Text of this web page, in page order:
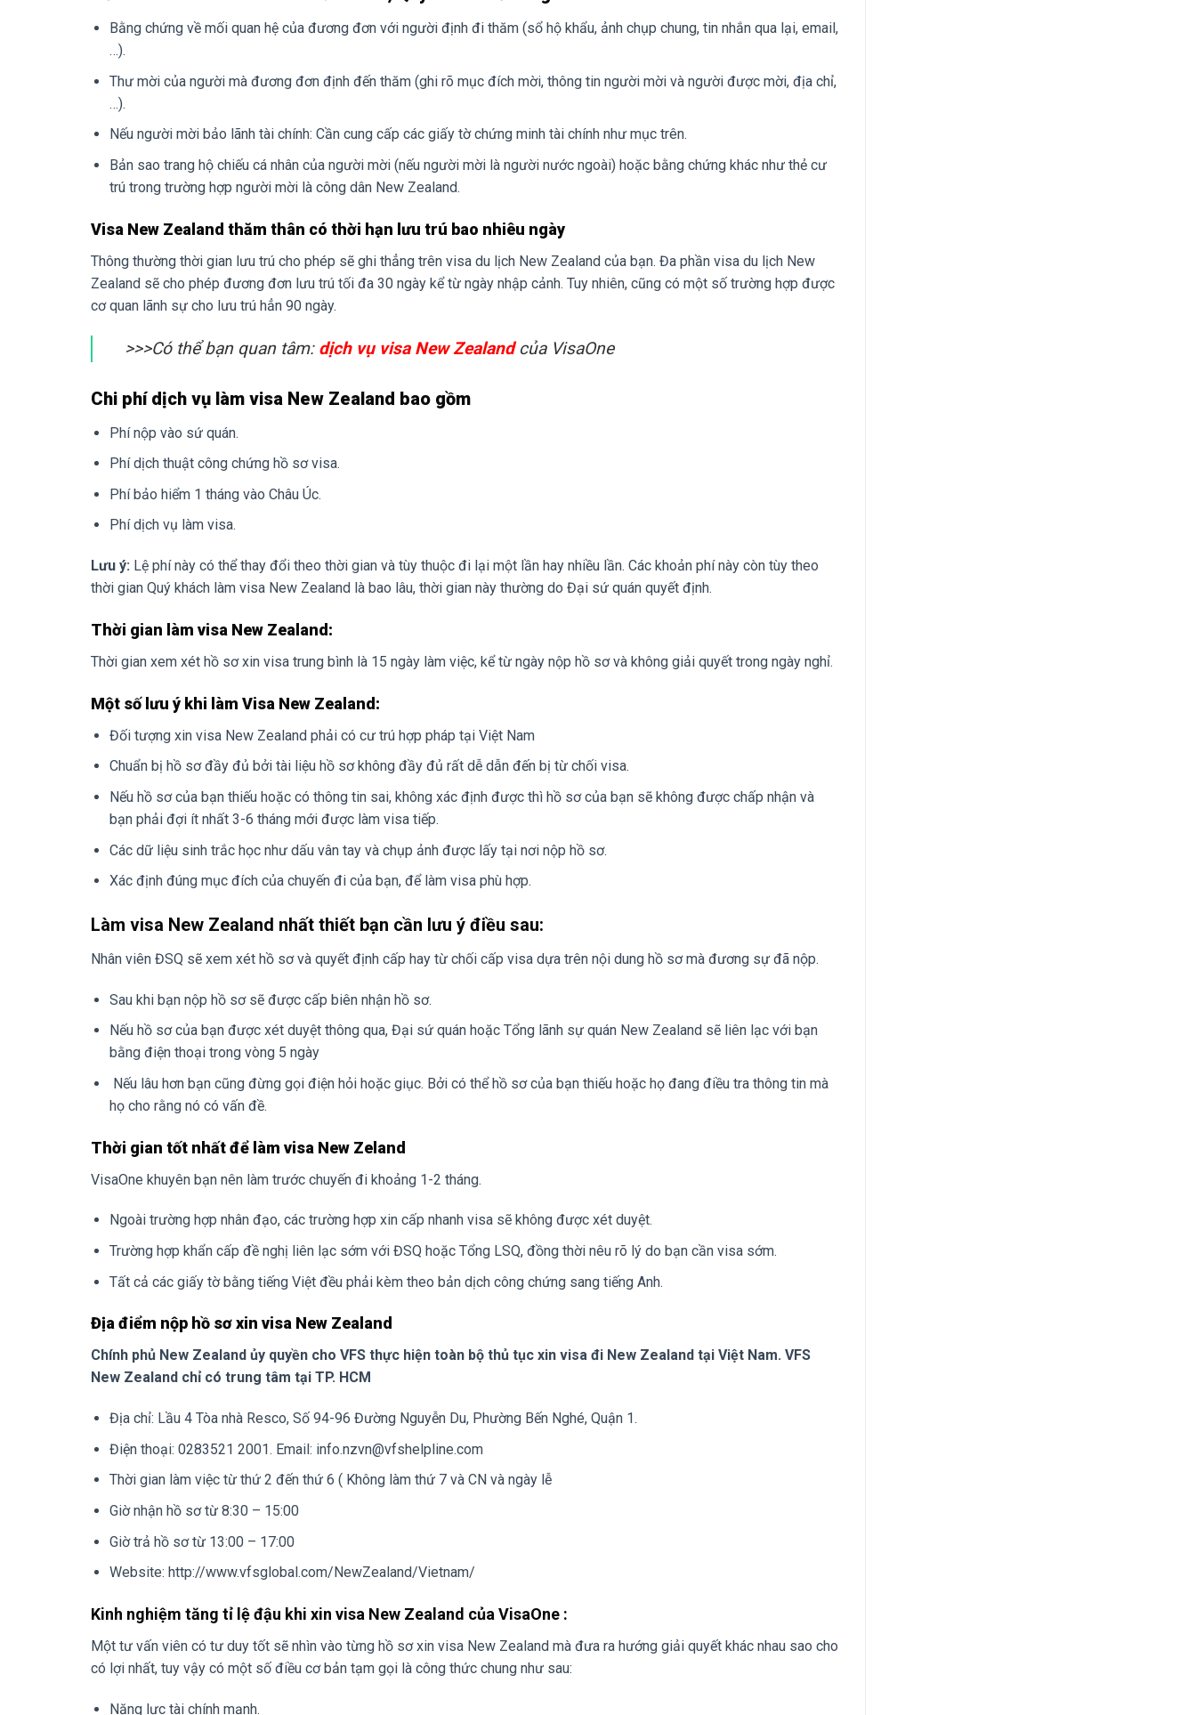
Bằng chứng về mối quan hệ của đương đơn với người định đi thăm (sổ hộ khẩu, ảnh chụp chung, tin nhắn qua lại, email,
…).
Thư mời của người mà đương đơn định đến thăm (ghi rõ mục đích mời, thông tin người mời và người được mời, địa chỉ,
…).
Nếu người mời bảo lãnh tài chính: Cần cung cấp các giấy tờ chứng minh tài chính như mục trên.
Bản sao trang hộ chiếu cá nhân của người mời (nếu người mời là người nước ngoài) hoặc bằng chứng khác như thẻ cư
trú trong trường hợp người mời là công dân New Zealand.
Visa New Zealand thăm thân có thời hạn lưu trú bao nhiêu ngày
Thông thường thời gian lưu trú cho phép sẽ ghi thẳng trên visa du lịch New Zealand của bạn. Đa phần visa du lịch New
Zealand sẽ cho phép đương đơn lưu trú tối đa 30 ngày kể từ ngày nhập cảnh. Tuy nhiên, cũng có một số trường hợp được
cơ quan lãnh sự cho lưu trú hẳn 90 ngày.
>>>Có thể bạn quan tâm: dịch vụ visa New Zealandcủa VisaOne
Chi phí dịch vụ làm visa New Zealand bao gồm
Phí nộp vào sứ quán.
Phí dịch thuật công chứng hồ sơ visa.
Phí bảo hiểm 1 tháng vào Châu Úc.
Phí dịch vụ làm visa.
Lưu ý: Lệ phí này có thể thay đổi theo thời gian và tùy thuộc đi lại một lần hay nhiều lần. Các khoản phí này còn tùy theo
thời gian Quý khách làm visa New Zealand là bao lâu, thời gian này thường do Đại sứ quán quyết định.
Thời gian làm visa New Zealand:
Thời gian xem xét hồ sơ xin visa trung bình là 15 ngày làm việc, kể từ ngày nộp hồ sơ và không giải quyết trong ngày nghỉ.
Một số lưu ý khi làm Visa New Zealand:
Đối tượng xin visa New Zealand phải có cư trú hợp pháp tại Việt Nam
Chuẩn bị hồ sơ đầy đủ bởi tài liệu hồ sơ không đầy đủ rất dễ dẫn đến bị từ chối visa.
Nếu hồ sơ của bạn thiếu hoặc có thông tin sai, không xác định được thì hồ sơ của bạn sẽ không được chấp nhận và
bạn phải đợi ít nhất 3-6 tháng mới được làm visa tiếp.
Các dữ liệu sinh trắc học như dấu vân tay và chụp ảnh được lấy tại nơi nộp hồ sơ.
Xác định đúng mục đích của chuyến đi của bạn, để làm visa phù hợp.
Làm visa New Zealand nhất thiết bạn cần lưu ý điều sau:
Nhân viên ĐSQ sẽ xem xét hồ sơ và quyết định cấp hay từ chối cấp visa dựa trên nội dung hồ sơ mà đương sự đã nộp.
Sau khi bạn nộp hồ sơ sẽ được cấp biên nhận hồ sơ.
Nếu hồ sơ của bạn được xét duyệt thông qua, Đại sứ quán hoặc Tổng lãnh sự quán New Zealand sẽ liên lạc với bạn
bằng điện thoại trong vòng 5 ngày
Nếu lâu hơn bạn cũng đừng gọi điện hỏi hoặc giục. Bởi có thể hồ sơ của bạn thiếu hoặc họ đang điều tra thông tin mà
họ cho rằng nó có vấn đề.
Thời gian tốt nhất để làm visa New Zeland
VisaOne khuyên bạn nên làm trước chuyến đi khoảng 1-2 tháng.
Ngoài trường hợp nhân đạo, các trường hợp xin cấp nhanh visa sẽ không được xét duyệt.
Trường hợp khẩn cấp đề nghị liên lạc sớm với ĐSQ hoặc Tổng LSQ, đồng thời nêu rõ lý do bạn cần visa sớm.
Tất cả các giấy tờ bằng tiếng Việt đều phải kèm theo bản dịch công chứng sang tiếng Anh.
Địa điểm nộp hồ sơ xin visa New Zealand
Chính phủ New Zealand ủy quyền cho VFS thực hiện toàn bộ thủ tục xin visa đi New Zealand tại Việt Nam. VFS
New Zealand chỉ có trung tâm tại TP. HCM
Địa chỉ: Lầu 4 Tòa nhà Resco, Số 94-96 Đường Nguyễn Du, Phường Bến Nghé, Quận 1.
Điện thoại: 0283521 2001. Email: info.nzvn@vfshelpline.com
Thời gian làm việc từ thứ 2 đến thứ 6 ( Không làm thứ 7 và CN và ngày lễ
Giờ nhận hồ sơ từ 8:30 – 15:00
Giờ trả hồ sơ từ 13:00 – 17:00
Website: http://www.vfsglobal.com/NewZealand/Vietnam/
Kinh nghiệm tăng tỉ lệ đậu khi xin visa New Zealand của VisaOne :
Một tư vấn viên có tư duy tốt sẽ nhìn vào từng hồ sơ xin visa New Zealand mà đưa ra hướng giải quyết khác nhau sao cho
có lợi nhất, tuy vậy có một số điều cơ bản tạm gọi là công thức chung như sau:
Năng lực tài chính mạnh.